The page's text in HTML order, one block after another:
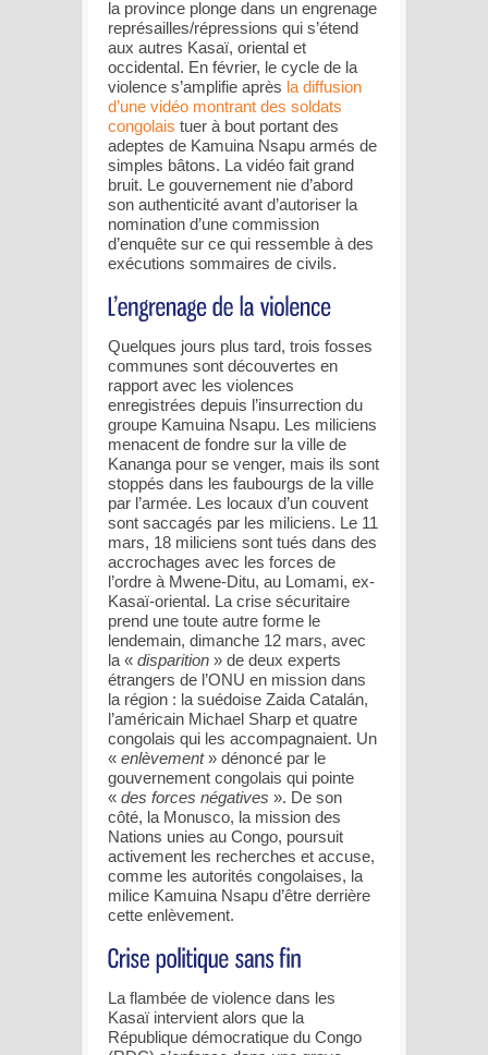
la province plonge dans un engrenage
représailles/répressions qui s’étend
aux autres Kasaï, oriental et
occidental. En février, le cycle de la
violence s’amplifie après la diffusion
d’une vidéo montrant des soldats
congolais tuer à bout portant des
adeptes de Kamuina Nsapu armés de
simples bâtons. La vidéo fait grand
bruit. Le gouvernement nie d’abord
son authenticité avant d’autoriser la
nomination d’une commission
d’enquête sur ce qui ressemble à des
exécutions sommaires de civils.
Quelques jours plus tard, trois fosses
communes sont découvertes en
rapport avec les violences
enregistrées depuis l’insurrection du
groupe Kamuina Nsapu. Les miliciens
menacent de fondre sur la ville de
Kananga pour se venger, mais ils sont
stoppés dans les faubourgs de la ville
par l’armée. Les locaux d’un couvent
sont saccagés par les miliciens. Le 11
mars, 18 miliciens sont tués dans des
accrochages avec les forces de
l’ordre à Mwene-Ditu, au Lomami, ex-
Kasaï-oriental. La crise sécuritaire
prend une toute autre forme le
lendemain, dimanche 12 mars, avec
la « disparition » de deux experts
étrangers de l’ONU en mission dans
la région : la suédoise Zaida Catalán,
l’américain Michael Sharp et quatre
congolais qui les accompagnaient. Un
« enlèvement» dénoncé par le
gouvernement congolais qui pointe
« des forces négatives ». De son
côté, la Monusco, la mission des
Nations unies au Congo, poursuit
activement les recherches et accuse,
comme les autorités congolaises, la
milice Kamuina Nsapu d’être derrière
cette enlèvement.
La flambée de violence dans les
Kasaï intervient alors que la
République démocratique du Congo